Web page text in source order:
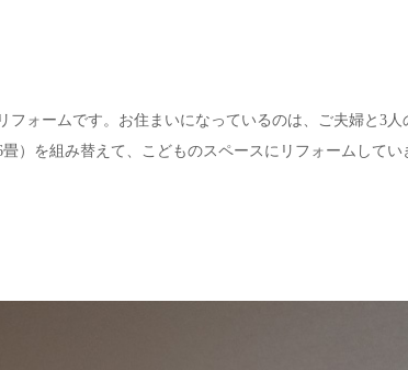
ォームです。お住まいになっているのは、ご夫婦と3
）を組み替えて、こどものスペースにリフォームしてい